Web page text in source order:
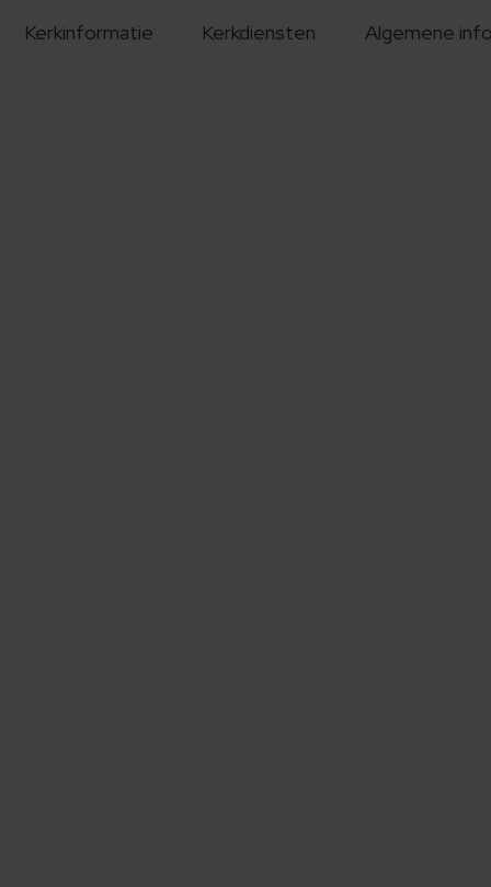
Kerkinformatie Kerkdiensten Algemene